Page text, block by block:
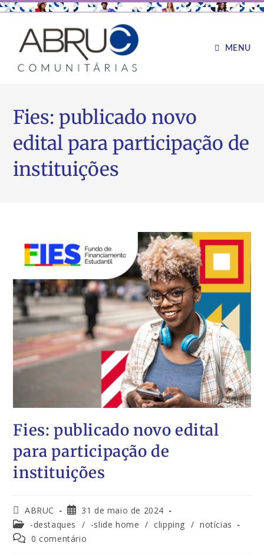
MENU
Fies: publicado novo
edital para participação de
instituições
Fies: publicado novo edital
para participação de
instituições
ABRUC
31 de maio de 2024
-destaques
/ -slide home / clipping / notícias
0 comentário